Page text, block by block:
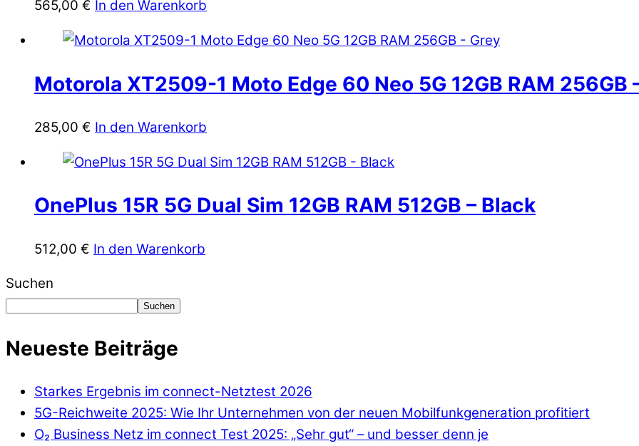
565,00 € In den Warenkorb
Motorola XT2509-1 Moto Edge 60 Neo 5G 12GB RAM 256GB
285,00 € In den Warenkorb
OnePlus 15R 5G Dual Sim 12GB RAM 512GB – Black
512,00 € In den Warenkorb
Suchen
Suchen
Neueste Beiträge
Starkes Ergebnis im connect-Netztest 2026
5G-Reichweite 2025: Wie Ihr Unternehmen von der neuen Mobilfunkgeneration profitiert
O₂ Business Netz im connect Test 2025: „Sehr gut“ – und besser denn je